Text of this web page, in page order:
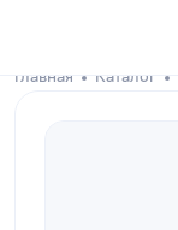
Главная Каталог